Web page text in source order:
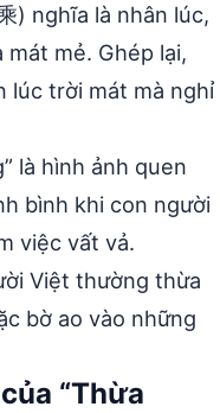
) nghĩa là nhân lúc,
mát mẻ. Ghép lại,
lúc trời mát mà nghỉ
là hình ảnh quen
bình khi con người
việc vất vả.
Việt thường thừa
bờ ao vào những
“Thừa